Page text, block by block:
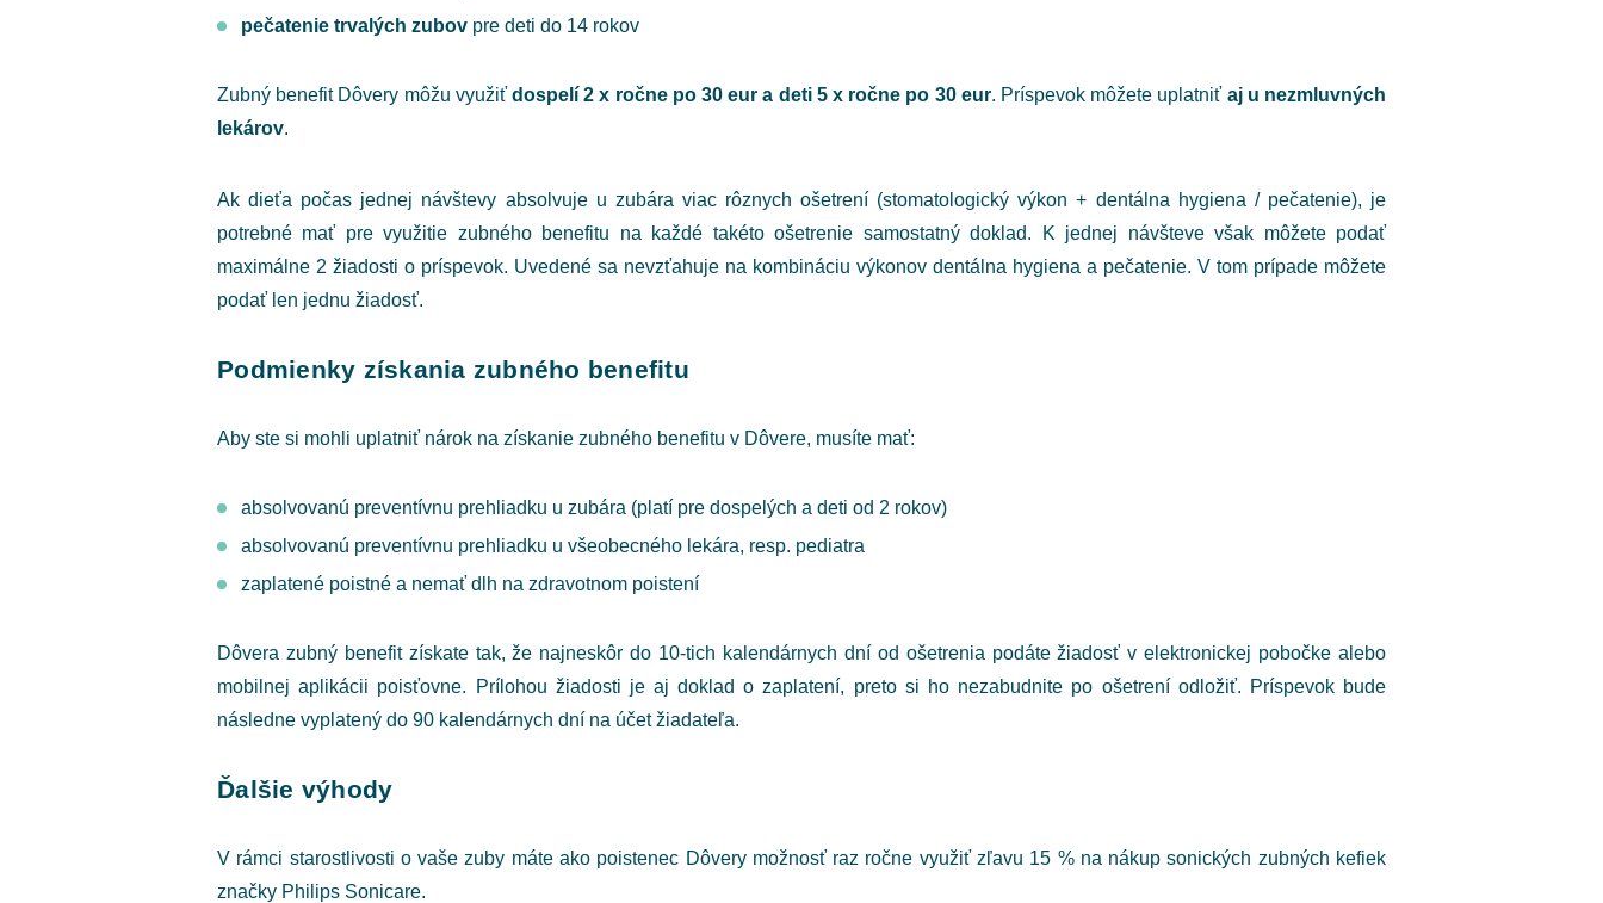
pečatenie trvalých zubov pre deti do 14 rokov
Zubný benefit Dôvery môžu využiť dospelí 2 x ročne po 30 eur a deti 5 x ročne po 30 eur. Príspevok môžete uplatniť aj u nezmluvných
lekárov.
Ak dieťa počas jednej návštevy absolvuje u zubára viac rôznych ošetrení (stomatologický výkon + dentálna hygiena / pečatenie), je
potrebné mať pre využitie zubného benefitu na každé takéto ošetrenie samostatný doklad. K jednej návšteve však môžete podať
maximálne 2 žiadosti o príspevok. Uvedené sa nevzťahuje na kombináciu výkonov dentálna hygiena a pečatenie. V tom prípade môžete
podať len jednu žiadosť.
Podmienky získania zubného benefitu
Aby ste si mohli uplatniť nárok na získanie zubného benefitu v Dôvere, musíte mať:
absolvovanú preventívnu prehliadku u zubára (platí pre dospelých a deti od 2 rokov)
absolvovanú preventívnu prehliadku u všeobecného lekára, resp. pediatra
zaplatené poistné a nemať dlh na zdravotnom poistení
Dôvera zubný benefit získate tak, že najneskôr do 10-tich kalendárnych dní od ošetrenia podáte žiadosť v elektronickej pobočke alebo
mobilnej aplikácii poisťovne. Prílohou žiadosti je aj doklad o zaplatení, preto si ho nezabudnite po ošetrení odložiť. Príspevok bude
následne vyplatený do 90 kalendárnych dní na účet žiadateľa.
Ďalšie výhody
V rámci starostlivosti o vaše zuby máte ako poistenec Dôvery možnosť raz ročne využiť zľavu 15 % na nákup sonických zubných kefiek
značky Philips Sonicare.